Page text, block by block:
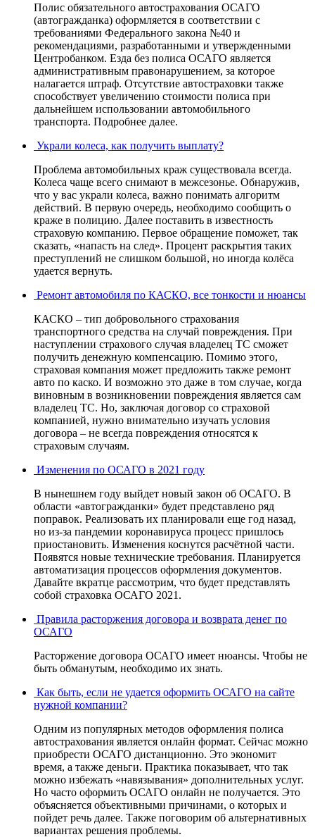
Полис обязательного автострахования ОСАГО
(автогражданка) оформляется в соответствии с
требованиями Федерального закона №40 и
рекомендациями, разработанными и утвержденными
Центробанком. Езда без полиса ОСАГО является
административным правонарушением, за которое
налагается штраф. Отсутствие автостраховки также
способствует увеличению стоимости полиса при
дальнейшем использовании автомобильного
транспорта. Подробнее далее.
Украли колеса, как получить выплату?
Проблема автомобильных краж существовала всегда.
Колеса чаще всего снимают в межсезонье. Обнаружив,
что у вас украли колеса, важно понимать алгоритм
действий. В первую очередь, необходимо сообщить о
краже в полицию. Далее поставить в известность
страховую компанию. Первое обращение поможет, так
сказать, «напасть на след». Процент раскрытия таких
преступлений не слишком большой, но иногда колёса
удается вернуть.
Ремонт автомобиля по КАСКО, все тонкости и нюансы
КАСКО – тип добровольного страхования
транспортного средства на случай повреждения. При
наступлении страхового случая владелец ТС сможет
получить денежную компенсацию. Помимо этого,
страховая компания может предложить также ремонт
авто по каско. И возможно это даже в том случае, когда
виновным в возникновении повреждения является сам
владелец ТС. Но, заключая договор со страховой
компанией, нужно внимательно изучать условия
договора – не всегда повреждения относятся к
страховым случаям.
Изменения по ОСАГО в 2021 году
В нынешнем году выйдет новый закон об ОСАГО. В
области «автогражданки» будет представлено ряд
поправок. Реализовать их планировали еще год назад,
но из-за пандемии коронавируса процесс пришлось
приостановить. Изменения коснутся расчётной части.
Появятся новые технические требования. Планируется
автоматизация процессов оформления документов.
Давайте вкратце рассмотрим, что будет представлять
собой страховка ОСАГО 2021.
Правила расторжения договора и возврата денег по
ОСАГО
Расторжение договора ОСАГО имеет нюансы. Чтобы не
быть обманутым, необходимо их знать.
Как быть, если не удается оформить ОСАГО на сайте
нужной компании?
Одним из популярных методов оформления полиса
автострахования является онлайн формат. Сейчас можно
приобрести ОСАГО дистанционно. Это экономит
время, а также деньги. Практика показывает, что так
можно избежать «навязывания» дополнительных услуг.
Но часто оформить ОСАГО онлайн не получается. Это
объясняется объективными причинами, о которых и
пойдет речь далее. Также поговорим об альтернативных
вариантах решения проблемы.